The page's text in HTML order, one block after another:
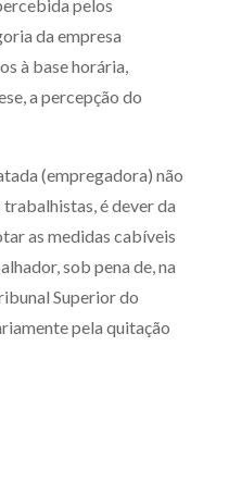
pelos
da empresa
à base horária,
a percepção do
(empregadora) não
é dever da
as medidas cabíveis
sob pena de, na
Superior do
pela quitação